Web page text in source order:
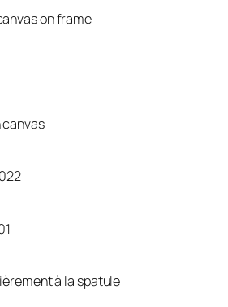
on frame
canvas
à la spatule